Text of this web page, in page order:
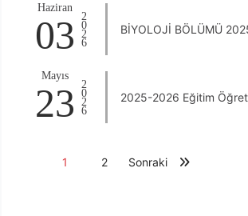
Haziran
03 2026 BİYOLOJİ BÖLÜMÜ
Mayıs
23 2026 2025-2026 Eğitim
1 2 Sonraki